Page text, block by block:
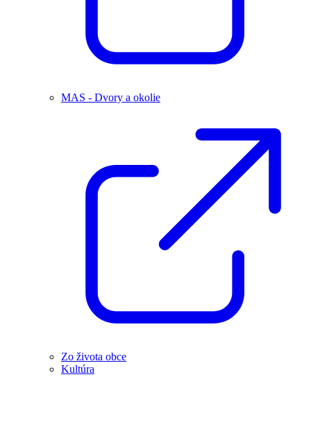
MAS - Dvory a okolie
Zo života obce
Kultúra